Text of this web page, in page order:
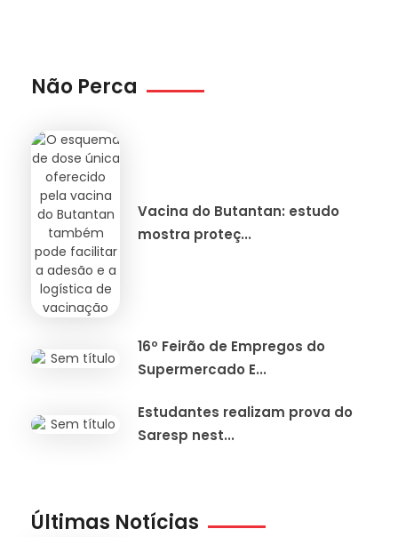
Não Perca
Vacina do Butantan: estudo
mostra proteç...
16º Feirão de Empregos do
Supermercado E...
Estudantes realizam prova do
Saresp nest...
Últimas Notícias